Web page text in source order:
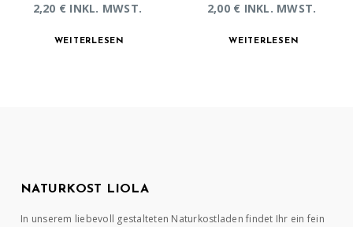
2,20 € INKL. MWST.
WEITERLESEN
2,00 € INKL. MWST.
WEITERLESEN
NATURKOST LIOLA
In unserem liebevoll gestalteten Naturkostladen findet Ihr ein fein